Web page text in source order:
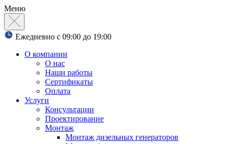
Меню
Ежедневно с 09:00 до 19:00
О компании
О нас
Наши работы
Сертификаты
Оплата
Услуги
Консультации
Проектирование
Монтаж
Монтаж дизельных генераторов